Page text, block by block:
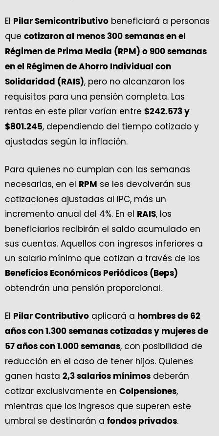
El Pilar Semicontributivo beneficiará a personas
que cotizaron al menos 300 semanas en el
Régimen de Prima Media (RPM) o 900 semanas
en el Régimen de Ahorro Individual con
Solidaridad (RAIS), pero no alcanzaron los
requisitos para una pensión completa. Las
rentas en este pilar varían entre $242.573 y
$801.245, dependiendo del tiempo cotizado y
ajustadas según la inflación.
Para quienes no cumplan con las semanas
necesarias, en el RPM se les devolverán sus
cotizaciones ajustadas al IPC, más un
incremento anual del 4%. En el RAIS, los
beneficiarios recibirán el saldo acumulado en
sus cuentas. Aquellos con ingresos inferiores a
un salario mínimo que cotizan a través de los
Beneficios Económicos Periódicos (Beps)
obtendrán una pensión proporcional.
El Pilar Contributivo aplicará a hombres de 62
años con 1.300 semanas cotizadas y mujeres de
57 años con 1.000 semanas, con posibilidad de
reducción en el caso de tener hijos. Quienes
ganen hasta 2,3 salarios mínimos deberán
cotizar exclusivamente en Colpensiones,
mientras que los ingresos que superen este
umbral se destinarán a fondos privados.